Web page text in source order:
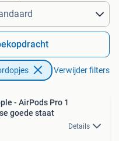
Verwijder filters
- AirPods Pro 1
goede staat
Details